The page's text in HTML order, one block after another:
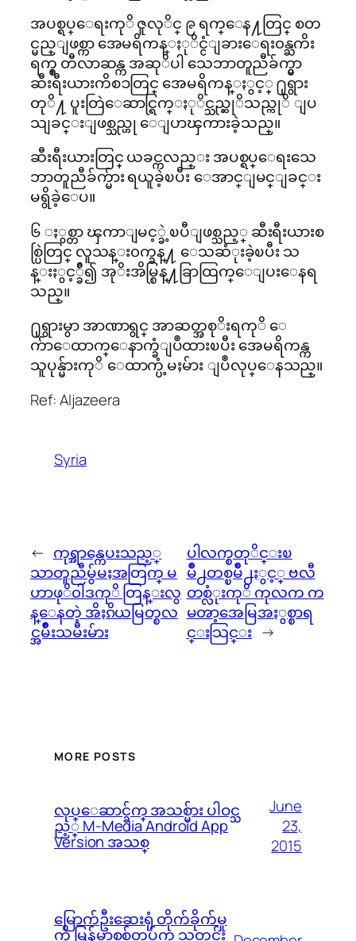
အပစ္ရပ္ေရးကုိ ဇူလုိင္ ၉ ရက္ေန႔တြင္ စတ
င္မည္ျဖစ္ကာ အေမရိကန္ႏုိင္ငံျခားေရး၀န္ႀကိး
ရက္စ္ တီလာဆန္က အဆုိပါ သေဘာတူညီခ်က္မွာ
ဆီးရီးယားကိစၥတြင္ အေမရိကန္ႏွင့္ ႐ုရွား
တုိ႔ ပူးတြဲေဆာင္ရြက္ႏုိင္သည္ဆုိသည္ကုိ ျပ
သျခင္းျဖစ္သည္ဟု ေျပာၾကားခဲ့သည္။
ဆီးရီးယားတြင္ ယခင္ကလည္း အပစ္ရပ္ေရးသေ
ဘာတူညီခ်က္မ်ား ရယူခဲ့ၿပီး ေအာင္ျမင္ျခင္း
မရွိခဲ့ေပ။
၆ ႏွစ္တာ ၾကာျမင့္ခဲ့ၿပီျဖစ္သည့္ ဆီးရီးယားစ
စ္ပြဲတြင္ လူသန္း၀က္ခန္႔ ေသဆံုးခဲ့ၿပီး သ
န္းႏွင့္ခ်ီ၍ အုိးအိမ္စြန္႔ခြာထြက္ေျပးေနရ
သည္။
႐ုရွားမွာ အာဏာရွင္ အာဆတ္အစုိးရကုိ ေ
က်ာေထာက္ေနာက္ခံျပဳထားၿပီး အေမရိကန္က
သူပုန္မ်ားကုိ ေထာက္ပံ့မႈမ်ား ျပဳလုပ္ေနသည္။
Ref: Aljazeera
Syria
← ကုရ္အာန္ကေပးသည့္
သာတူညီမွ်မႈအတြက္ မ
ဟာဖုိ၀ါဒကုိ တြန္းလွ
န္ေနတဲ့ အိႏၵိယမြတ္စလ
င္အမ်ိဳးသမီးမ်ား
ပါလက္စတုိင္းၿ
မိဳ႕တစ္ၿမိဳ႕ႏွင့္ ဗလီ
တစ္လံုးကုိ ကုလက က
မၻာ့အေမြအႏွစ္စာရ
င္းသြင္း →
MORE POSTS
လုပ္ေဆာင္ခ်က္ အသစ္မ်ား ပါဝင္သ
ည့္ M-Media Android App
Version အသစ္
June
23,
2015
မြောက်ဦးဆေးရုံ တိုက်ခိုက်မှု
ကို မြန်မာစစ်တပ်က သတင်း